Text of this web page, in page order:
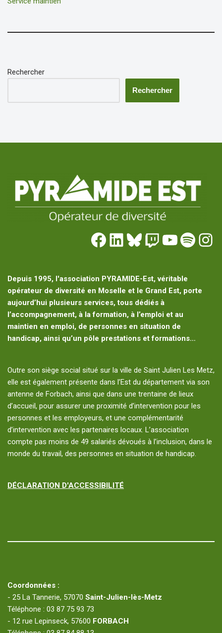
Rechercher
Rechercher
Depuis 1995, l'association PYRAMIDE-Est, véritable
opérateur de diversité en Moselle et le Grand Est, porte
aujourd’hui plusieurs services, tous dédiés à
l’accompagnement, à la formation, à l’emploi et au
maintien en emploi, de personnes en situation de
handicap, ainsi qu’un pôle prestations et formations…
Outre son siège social situé sur la ville de Saint Julien Les Metz,
elle est également présente dans l’Est du département via son
antenne de Forbach, ainsi que dans une trentaine de lieux
d’accueil, pour assurer une proximité d’intervention pour les
personnes et les employeurs, et une complémentarité
d’intervention avec les partenaires locaux. L’association
compte pas moins de 49 salariés dévoués à l’inclusion, dans le
monde du travail, des personnes en situation de handicap.
DÉCLARATION D'ACCESSIBILITÉ
Coordonnées :
- 25 La Tannerie, 57070 Saint-Julien-lès-Metz
Téléphone : 03 87 75 93 73
- 12 rue Lepinseck, 57600 FORBACH